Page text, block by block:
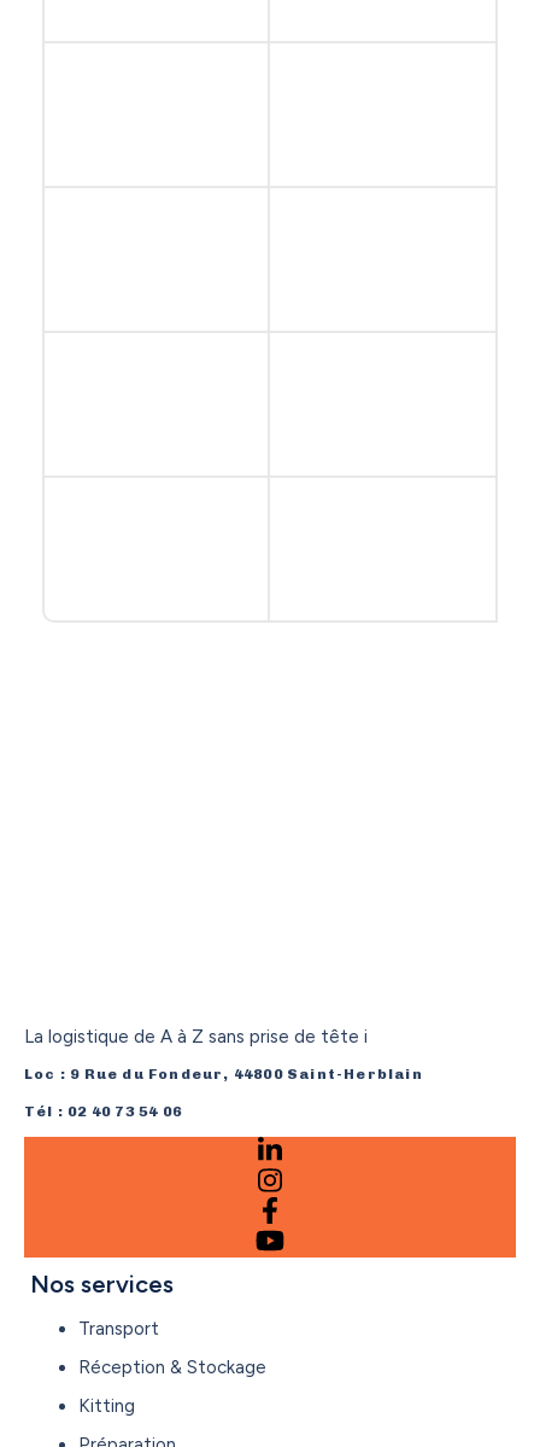
La logistique de A à Z sans prise de tête i
Loc : 9 Rue du Fondeur, 44800 Saint-Herblain
Tél : 02 40 73 54 06
Nos services
Transport
Réception & Stockage
Kitting